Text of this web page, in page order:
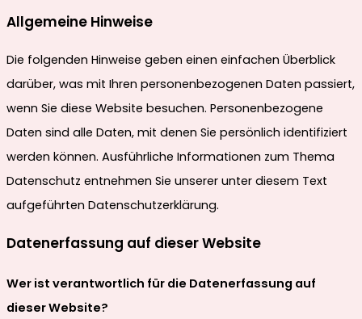
Allgemeine Hinweise
Die folgenden Hinweise geben einen einfachen Überblick
darüber, was mit Ihren personenbezogenen Daten passiert,
wenn Sie diese Website besuchen. Personenbezogene
Daten sind alle Daten, mit denen Sie persönlich identifiziert
werden können. Ausführliche Informationen zum Thema
Datenschutz entnehmen Sie unserer unter diesem Text
aufgeführten Datenschutzerklärung.
Datenerfassung auf dieser Website
Wer ist verantwortlich für die Datenerfassung auf
dieser Website?